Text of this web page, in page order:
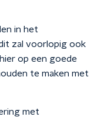
in het
zal voorlopig ook
op een goede
te maken met
met